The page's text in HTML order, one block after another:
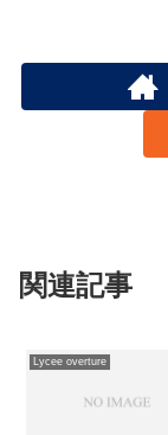
関連記事
Lycee overture